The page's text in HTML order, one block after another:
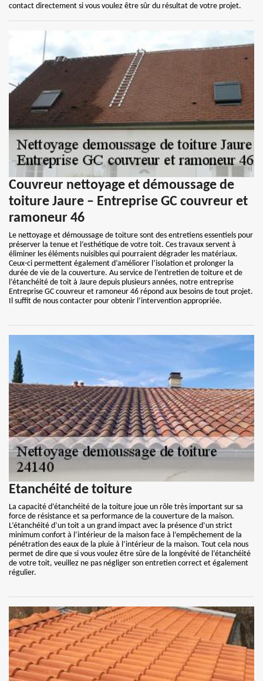
contact directement si vous voulez être sûr du résultat de votre projet.
Couvreur nettoyage et démoussage de
toiture Jaure – Entreprise GC couvreur et
ramoneur 46
Le nettoyage et démoussage de toiture sont des entretiens essentiels pour
préserver la tenue et l’esthétique de votre toit. Ces travaux servent à
éliminer les éléments nuisibles qui pourraient dégrader les matériaux.
Ceux-ci permettent également d’améliorer l’isolation et prolonger la
durée de vie de la couverture. Au service de l’entretien de toiture et de
l’étanchéité de toit à Jaure depuis plusieurs années, notre entreprise
Entreprise GC couvreur et ramoneur 46 répond aux besoins de tout projet.
Il suffit de nous contacter pour obtenir l’intervention appropriée.
Etanchéité de toiture
La capacité d’étanchéité de la toiture joue un rôle très important sur sa
force de résistance et sa performance de la couverture de la maison.
L’étanchéité d’un toit a un grand impact avec la présence d’un strict
minimum confort à l’intérieur de la maison face à l’empêchement de la
pénétration des eaux de la pluie à l’intérieur de la maison. Tout cela nous
permet de dire que si vous voulez être sûre de la longévité de l’étanchéité
de votre toit, veuillez ne pas négliger son entretien correct et également
régulier.